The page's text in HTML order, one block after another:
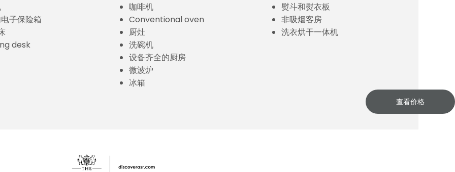
查看价格
子保险箱
desk
咖啡机
Conventional oven
厨灶
洗碗机
设备齐全的厨房
微波炉
冰箱
熨斗和熨衣板
非吸烟客房
洗衣烘干一体机